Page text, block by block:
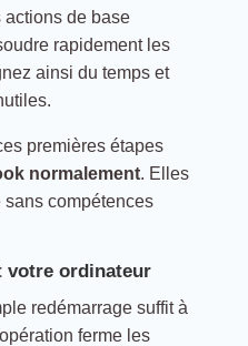
de base
rapidement les
ainsi du temps et
premières étapes
normalement. Elles
sans compétences
votre ordinateur
redémarrage suffit à
ferme les